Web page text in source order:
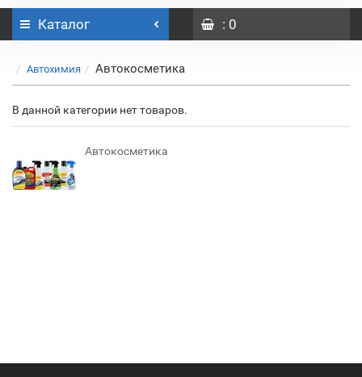
Каталог : 0
Автохимия Автокосметика
В данной категории нет товаров.
Автокосметика